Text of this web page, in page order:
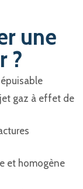
une
?
gaz à effet de
et homogène